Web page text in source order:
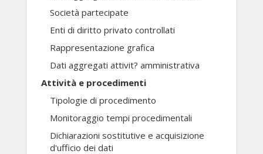
Società partecipate
Enti di diritto privato controllati
Rappresentazione grafica
Dati aggregati attivit? amministrativa
Attività e procedimenti
Tipologie di procedimento
Monitoraggio tempi procedimentali
Dichiarazioni sostitutive e acquisizione
d'ufficio dei dati